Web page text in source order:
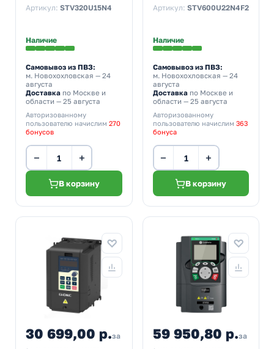
выход 4,2А 400В
Артикул: STV320U15N4
Наличие
Самовывоз из ПВЗ:
м. Новохохловская — 24
августа
Доставка по Москве и
области — 25 августа
Авторизованному
пользователю начислим 270
бонусов
− +
В корзину
кВт выход 5А 400В
Артикул: STV600U22N4F2
Наличие
Самовывоз из ПВЗ:
м. Новохохловская — 24
августа
Доставкапо Москве и
области — 25 августа
Авторизованному
пользователю начислим 363
бонуса
− +
В корзину
30 699,00 р.за 1 шт 59 950,80 р.за 1 шт